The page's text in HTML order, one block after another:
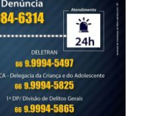
que oferece aos
do Ensino Fundamental e do
de educação e futuro que
comunidade. Com diversos
e livros de
Financeira, o objetivo da